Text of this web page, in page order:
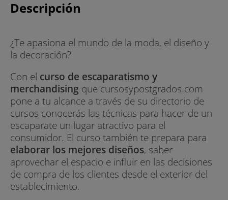
Descripción
¿Te apasiona el mundo de la moda, el diseño y
la decoración?
Con el curso de escaparatismo y
merchandising que cursosypostgrados.com
pone a tu alcance a través de su directorio de
cursos conocerás las técnicas para hacer de un
escaparate un lugar atractivo para el
consumidor. El curso también te prepara para
elaborar los mejores diseños, saber
aprovechar el espacio e influir en las decisiones
de compra de los clientes desde el exterior del
establecimiento.